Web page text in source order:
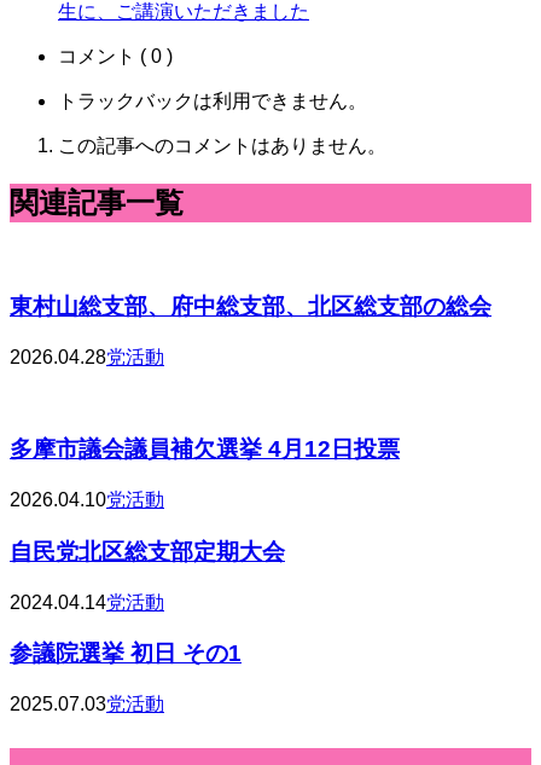
生に、ご講演いただきました
コメント ( 0 )
トラックバックは利用できません。
この記事へのコメントはありません。
関連記事一覧
東村山総支部、府中総支部、北区総支部の総会
2026.04.28党活動
多摩市議会議員補欠選挙 4月12日投票
2026.04.10党活動
自民党北区総支部定期大会
2024.04.14党活動
参議院選挙 初日 その1
2025.07.03党活動